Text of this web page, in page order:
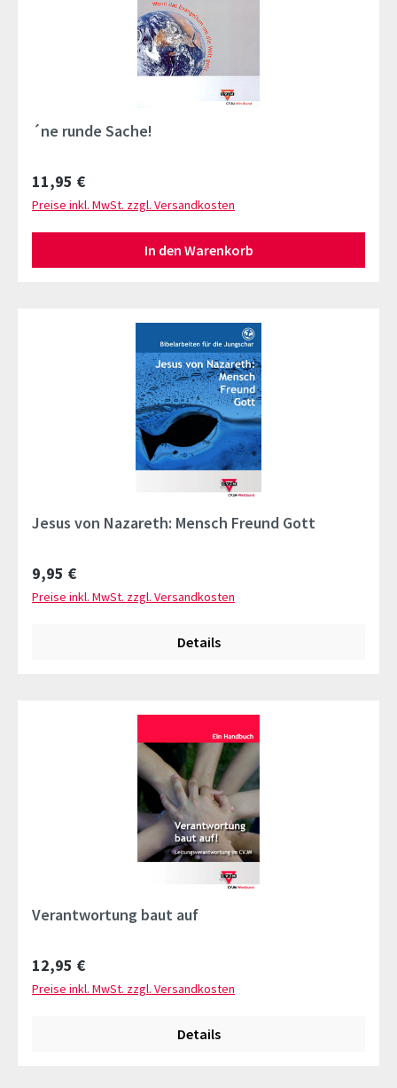
´ne runde Sache!
Regulärer Preis:
11,95 €
Preise inkl. MwSt. zzgl. Versandkosten
In den Warenkorb
Jesus von Nazareth: Mensch Freund Gott
Regulärer Preis:
9,95 €
Preise inkl. MwSt. zzgl. Versandkosten
Details
Verantwortung baut auf
Regulärer Preis:
12,95 €
Preise inkl. MwSt. zzgl. Versandkosten
Details